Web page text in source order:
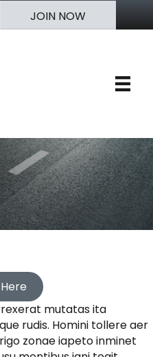
JOIN NOW
mutatas ita
rudis. Homini tollere aer
zonae iapeto inminet